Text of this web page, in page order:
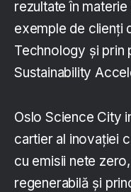
rezultate în
exemple de clienți
Technology și prin
Sustainability
Oslo Science City
cartier al inovației
cu emisii nete
regenerabilă și